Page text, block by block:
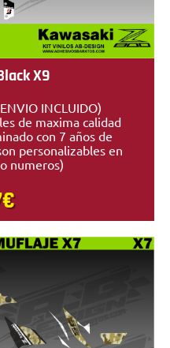
X9
INCLUIDO)
de maxima calidad
con 7 años de
personalizables en
numeros)